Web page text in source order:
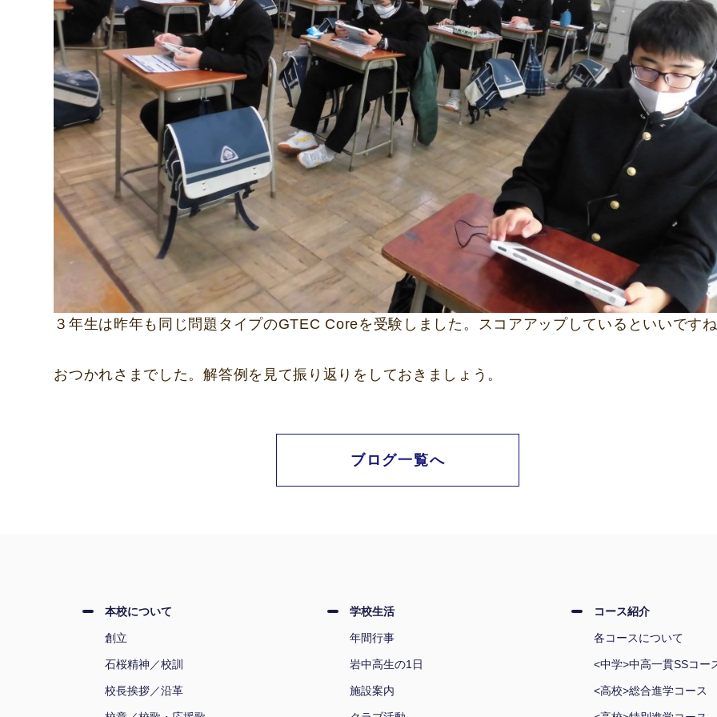
３年生は昨年も同じ問題タイプのGTEC Coreを受験しました。スコアアップしているといいです
おつかれさまでした。解答例を見て振り返りをしておきましょう。
ブログ一覧へ
本校について
創立
石桜精神／校訓
校長挨拶／沿革
学校生活
年間行事
岩中高生の1日
施設案内
コース紹介
各コースについて
<中学>中高一貫SSコー
<高校>総合進学コース